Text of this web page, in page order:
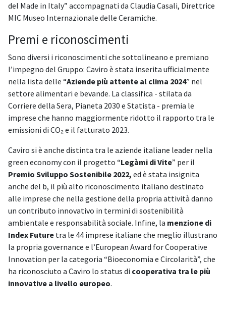
del Made in Italy” accompagnati da Claudia Casali, Direttrice
MIC Museo Internazionale delle Ceramiche.
Premi e riconoscimenti
Sono diversi i riconoscimenti che sottolineano e premiano
l’impegno del Gruppo: Caviro è stata inserita ufficialmente
nella lista delle “Aziende più attente al clima 2024” nel
settore alimentari e bevande. La classifica - stilata da
Corriere della Sera, Pianeta 2030 e Statista - premia le
imprese che hanno maggiormente ridotto il rapporto tra le
emissioni di CO₂ e il fatturato 2023.
Caviro si è anche distinta tra le aziende italiane leader nella
green economy con il progetto “Legàmi di Vite” per il
Premio Sviluppo Sostenibile 2022, ed è stata insignita
anche del b, il più alto riconoscimento italiano destinato
alle imprese che nella gestione della propria attività danno
un contributo innovativo in termini di sostenibilità
ambientale e responsabilità sociale. Infine, la menzione di
Index Future tra le 44 imprese italiane che meglio illustrano
la propria governance e l’European Award for Cooperative
Innovation per la categoria “Bioeconomia e Circolarità”, che
ha riconosciuto a Caviro lo status di cooperativa tra le più
innovative a livello europeo.